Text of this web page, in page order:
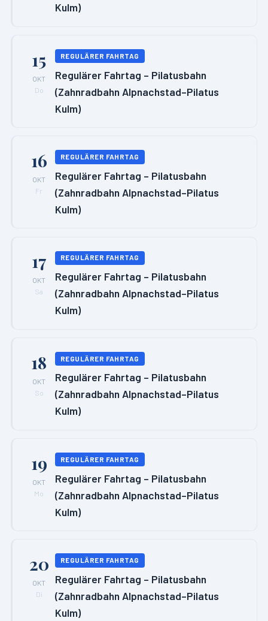
Kulm)
15
OKT
Do
REGULÄRER FAHRTAG
Regulärer Fahrtag – Pilatusbahn
(Zahnradbahn Alpnachstad–Pilatus
Kulm)
16
OKT
Fr
REGULÄRER FAHRTAG
Regulärer Fahrtag – Pilatusbahn
(Zahnradbahn Alpnachstad–Pilatus
Kulm)
17
OKT
Sa
REGULÄRER FAHRTAG
Regulärer Fahrtag – Pilatusbahn
(Zahnradbahn Alpnachstad–Pilatus
Kulm)
18
OKT
So
REGULÄRER FAHRTAG
Regulärer Fahrtag – Pilatusbahn
(Zahnradbahn Alpnachstad–Pilatus
Kulm)
19
OKT
Mo
REGULÄRER FAHRTAG
Regulärer Fahrtag – Pilatusbahn
(Zahnradbahn Alpnachstad–Pilatus
Kulm)
20
OKT
Di
REGULÄRER FAHRTAG
Regulärer Fahrtag – Pilatusbahn
(Zahnradbahn Alpnachstad–Pilatus
Kulm)